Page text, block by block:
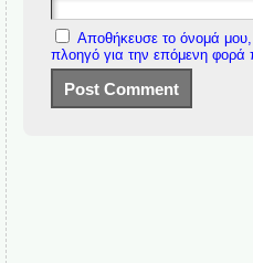
Αποθήκευσε το όνομά μου,
πλοηγό για την επόμενη